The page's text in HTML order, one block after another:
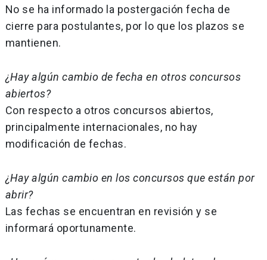
No se ha informado la postergación fecha de
cierre para postulantes, por lo que los plazos se
mantienen.
¿Hay algún cambio de fecha en otros concursos
abiertos?
Con respecto a otros concursos abiertos,
principalmente internacionales, no hay
modificación de fechas.
¿Hay algún cambio en los concursos que están por
abrir?
Las fechas se encuentran en revisión y se
informará oportunamente.